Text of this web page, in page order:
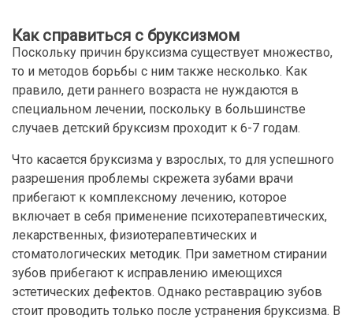
Как справиться с бруксизмом
Поскольку причин бруксизма существует множество,
то и методов борьбы с ним также несколько. Как
правило, дети раннего возраста не нуждаются в
специальном лечении, поскольку в большинстве
случаев детский бруксизм проходит к 6-7 годам.
Что касается бруксизма у взрослых, то для успешного
разрешения проблемы скрежета зубами врачи
прибегают к комплексному лечению, которое
включает в себя применение психотерапевтических,
лекарственных, физиотерапевтических и
стоматологических методик. При заметном стирании
зубов прибегают к исправлению имеющихся
эстетических дефектов. Однако реставрацию зубов
стоит проводить только после устранения бруксизма. В